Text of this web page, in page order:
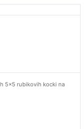
5x5 rubikovih kocki na